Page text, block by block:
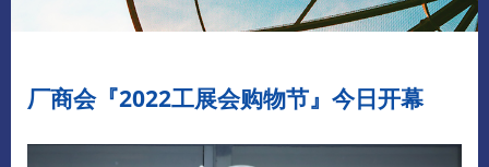
厂商会『2022工展会购物节』今日开幕